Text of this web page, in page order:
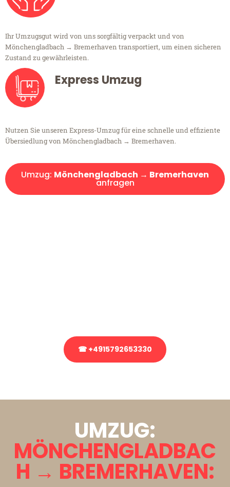
Ihr Umzugsgut wird von uns sorgfältig verpackt und von
Mönchengladbach → Bremerhaven transportiert, um einen sicheren
Zustand zu gewährleisten.
Express Umzug
Nutzen Sie unseren Express-Umzug für eine schnelle und effiziente
Übersiedlung von Mönchengladbach → Bremerhaven.
Umzug: Mönchengladbach → Bremerhaven
anfragen
☎ +4915792653330
UMZUG:
MÖNCHENGLADBAC
H → BREMERHAVEN: